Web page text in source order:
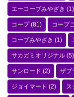
エーコープみやざき (1)
コープ(81) コープ
コープみやざき (1)
サカガミオリジナル (5)
サンロード (2) ザプ
ジョイマート (2) ス